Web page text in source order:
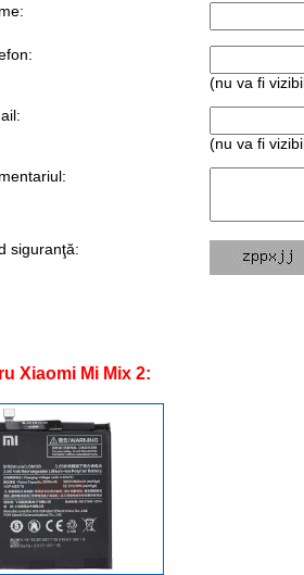
(nu va fi
(nu va fi
siguranţă:
Xiaomi Mi Mix 2: